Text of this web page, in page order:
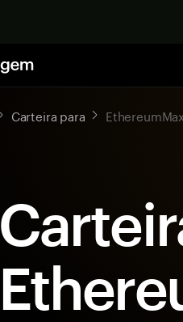
Carteira para EthereumMax